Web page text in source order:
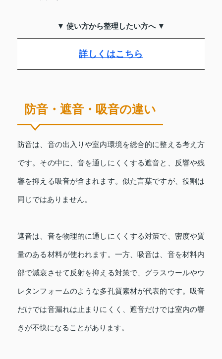
▼ 使い方から整理したい方へ ▼
詳しくはこちら
防音・遮音・吸音の違い
防音は、音の出入りや室内環境を総合的に整える考え方
です。その中に、音を通しにくくする遮音と、反響や残
響を抑える吸音が含まれます。似た言葉ですが、役割は
同じではありません。
遮音は、音を物理的に通しにくくする対策で、密度や質
量のある材料が使われます。一方、吸音は、音を材料内
部で減衰させて反射を抑える対策で、グラスウールやウ
レタンフォームのような多孔質素材が代表的です。吸音
だけでは音漏れは止まりにくく、遮音だけでは室内の響
きが不快になることがあります。